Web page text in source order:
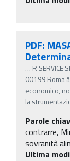
PDF:
… R SERVICE
00199 Roma
economico,
la
Parole
contrarre,
sovranità
Ultima